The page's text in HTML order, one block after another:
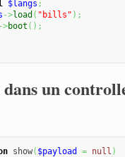
$langs ;
->load ( "bills" ) ;
->boot ( ) ;
un
show( $payload = null )